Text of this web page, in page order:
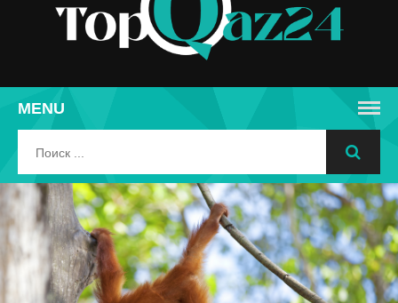
MENU